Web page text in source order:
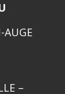
AUGE
–